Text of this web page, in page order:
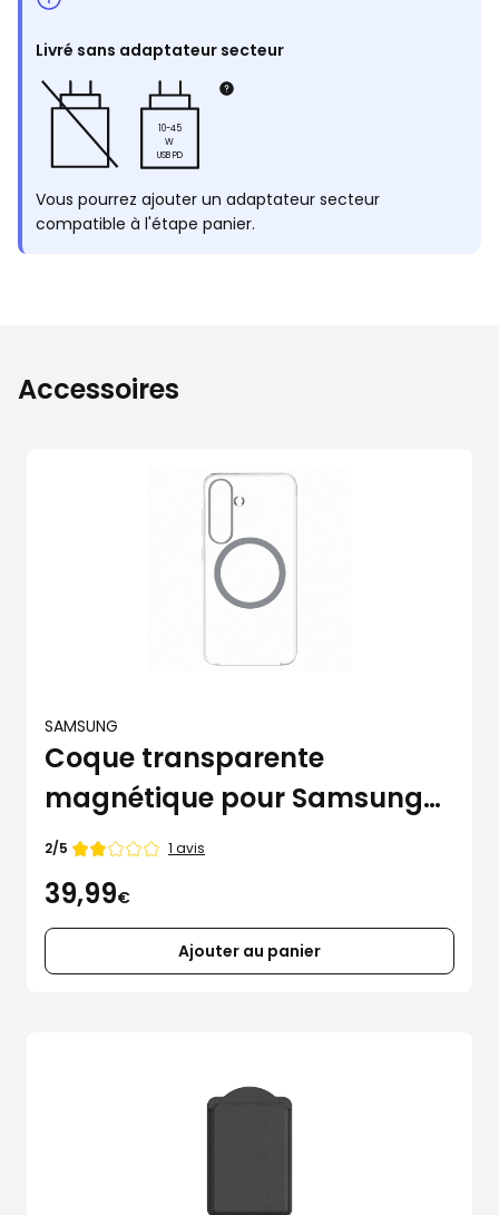
Livré sans adaptateur secteur
10-45
W
USB PD
Vous pourrez ajouter un adaptateur secteur
compatible à l'étape panier.
Accessoires
SAMSUNG
Coque transparente
magnétique pour Samsung
Galaxy S25+
Note
2/5 1 avis
39,99€
Ajouter au panier